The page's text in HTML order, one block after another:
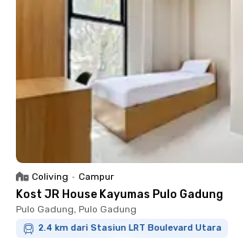
Coliving • Campur
Kost JR House Kayumas Pulo Gadung
Pulo Gadung, Pulo Gadung
2.4 km dari Stasiun LRT Boulevard Utara